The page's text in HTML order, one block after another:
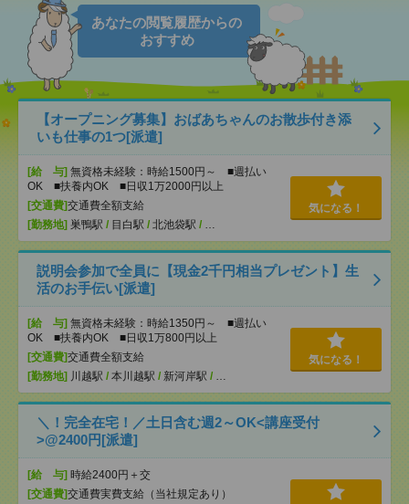
あなたの閲覧履歴からの
おすすめ
【オープニング募集】おばあちゃんのお散歩付き添
いも仕事の1つ[派遣]
[給 与] 無資格未経験：時給1500円～ ■週払い
OK ■扶養内OK ■日収1万2000円以上
[交通費]交通費全額支給
[勤務地] 巣鴨駅 / 目白駅 / 北池袋駅 / …
気になる！
説明会参加で全員に【現金2千円相当プレゼント】生
活のお手伝い[派遣]
[給 与] 無資格未経験：時給1350円～ ■週払い
OK ■扶養内OK ■日収1万800円以上
[交通費]交通費全額支給
[勤務地] 川越駅 / 本川越駅 / 新河岸駅 / …
気になる！
＼！完全在宅！／土日含む週2～OK<講座受付
>@2400円[派遣]
[給 与] 時給2400円＋交
[交通費]交通費実費支給（当社規定あり）